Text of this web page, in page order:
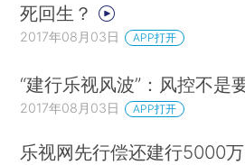
死回生？
2017年08月03日 APP打开
“建行乐视风波”：风控不是
2017年08月03日 APP打开
乐视网先行偿还建行5000万